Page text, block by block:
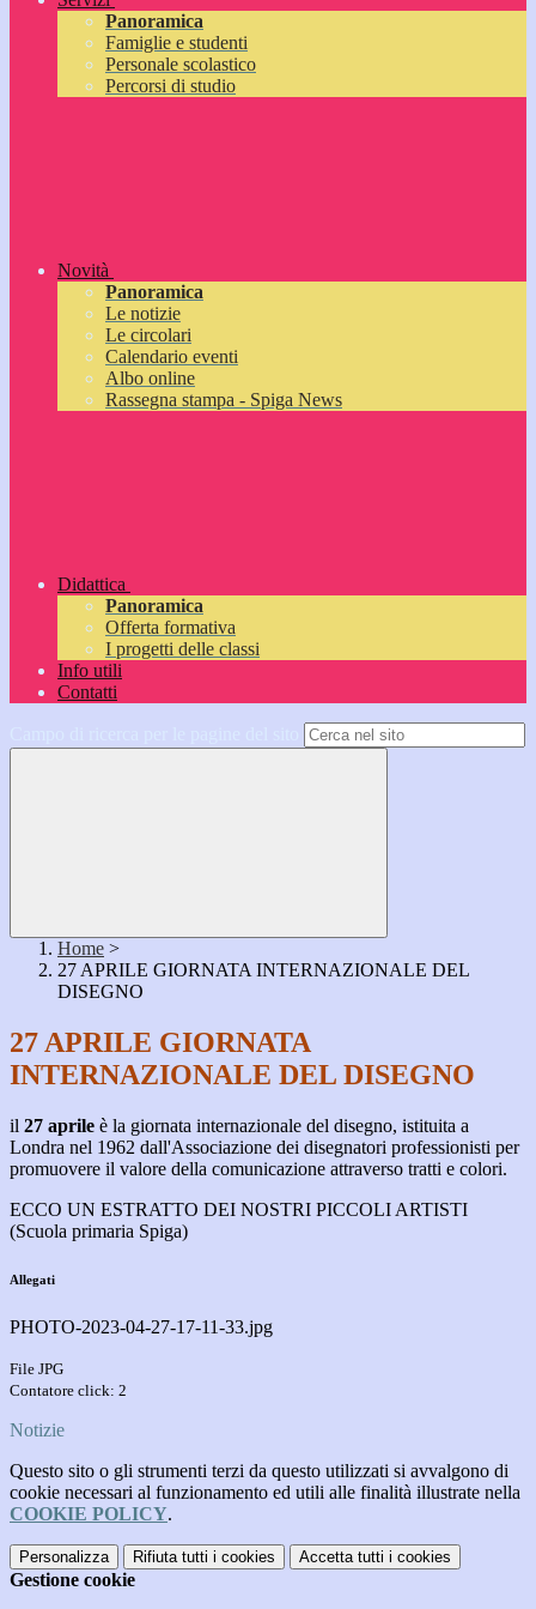
Panoramica
Famiglie e studenti
Personale scolastico
Percorsi di studio
Novità
Panoramica
Le notizie
Le circolari
Calendario eventi
Albo online
Rassegna stampa - Spiga News
Didattica
Panoramica
Offerta formativa
I progetti delle classi
Info utili
Contatti
Home >
27 APRILE GIORNATA INTERNAZIONALE DEL
DISEGNO
27 APRILE GIORNATA
INTERNAZIONALE DEL DISEGNO
il 27 aprile è la giornata internazionale del disegno, istituita a
Londra nel 1962 dall'Associazione dei disegnatori professionisti per
promuovere il valore della comunicazione attraverso tratti e colori.
ECCO UN ESTRATTO DEI NOSTRI PICCOLI ARTISTI
(Scuola primaria Spiga)
Allegati
PHOTO-2023-04-27-17-11-33.jpg
File JPG
Contatore click: 2
Notizie
Questo sito o gli strumenti terzi da questo utilizzati si avvalgono di
cookie necessari al funzionamento ed utili alle finalità illustrate nella
COOKIE POLICY.
Personalizza Rifiuta tutti i cookies Accetta tutti i cookies
Gestione cookie